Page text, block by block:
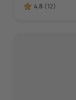
4.8 von 5
4.8 (12)